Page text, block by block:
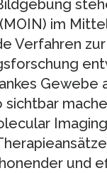
im
Verfahren
Gewebe
und